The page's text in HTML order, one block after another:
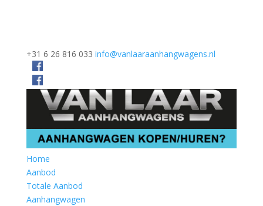
+31 6 26 816 033 info@vanlaaraanhangwagens.nl
Home
Aanbod
Totale Aanbod
Aanhangwagen